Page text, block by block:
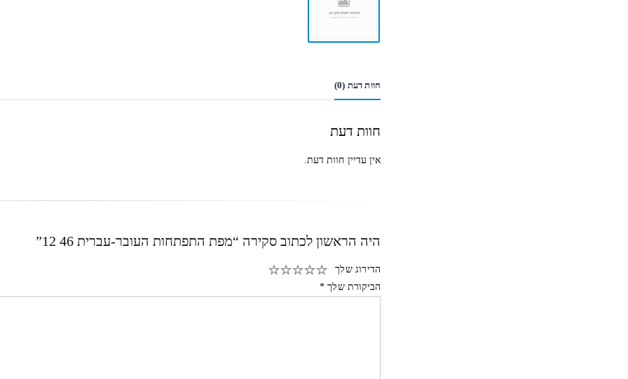
חוות דעת (0)
חוות דעת
אין עדיין חוות דעת.
היה הראשון לכתוב סקירה “מפת התפתחות העובר-עברית 46 12”
הדירוג שלך
הביקורת שלך *